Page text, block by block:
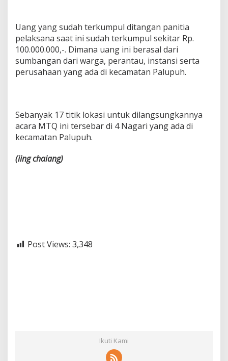
Uang yang sudah terkumpul ditangan panitia
pelaksana saat ini sudah terkumpul sekitar Rp.
100.000.000,-. Dimana uang ini berasal dari
sumbangan dari warga, perantau, instansi serta
perusahaan yang ada di kecamatan Palupuh.
Sebanyak 17 titik lokasi untuk dilangsungkannya
acara MTQ ini tersebar di 4 Nagari yang ada di
kecamatan Palupuh.
(iingchaiang)
Post Views: 3,348
Ikuti Kami